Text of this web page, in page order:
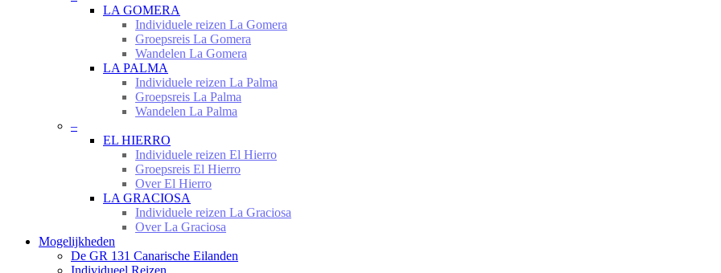
LA GOMERA
Individuele reizen La Gomera
Groepsreis La Gomera
Wandelen La Gomera
LA PALMA
Individuele reizen La Palma
Groepsreis La Palma
Wandelen La Palma
–
EL HIERRO
Individuele reizen El Hierro
Groepsreis El Hierro
Over El Hierro
LA GRACIOSA
Individuele reizen La Graciosa
Over La Graciosa
Mogelijkheden
De GR 131 Canarische Eilanden
Individueel Reizen